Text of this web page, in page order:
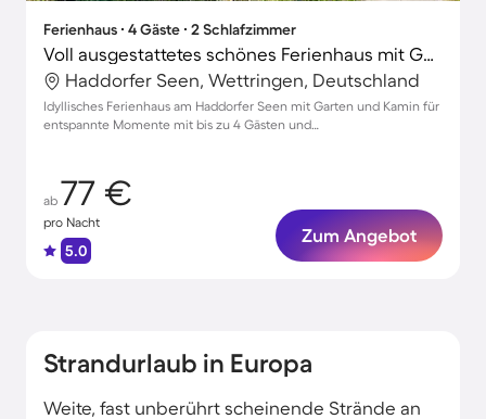
Ferienhaus ∙ 4 Gäste ∙ 2 Schlafzimmer
Voll ausgestattetes schönes Ferienhaus mit Garten, Grill und Terrasse | Gartenblick | Nah am Strand | Haustiere sind willkommen
Haddorfer Seen, Wettringen, Deutschland
Idyllisches Ferienhaus am Haddorfer Seen mit Garten und Kamin für
entspannte Momente mit bis zu 4 Gästen und
ab 77 €
pro Nacht
5.0
Zum Angebot
Strandurlaub in Europa
Weite, fast unberührt scheinende Strände an